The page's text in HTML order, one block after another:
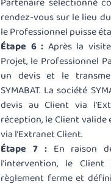
rendez-vous sur le lieu
le Professionnel puisse
Étape 6 : Après la
Projet, le Professionnel
un devis et le
SYMABAT. La société
devis au Client via
réception, le Client valide
via l’Extranet Client.
Étape 7 :En raison
l’intervention, le
règlement ferme et